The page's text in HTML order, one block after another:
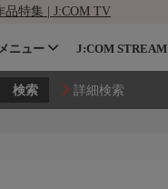
品特集 | J:COM TV
ニュー J:COM STREAM
詳細検索